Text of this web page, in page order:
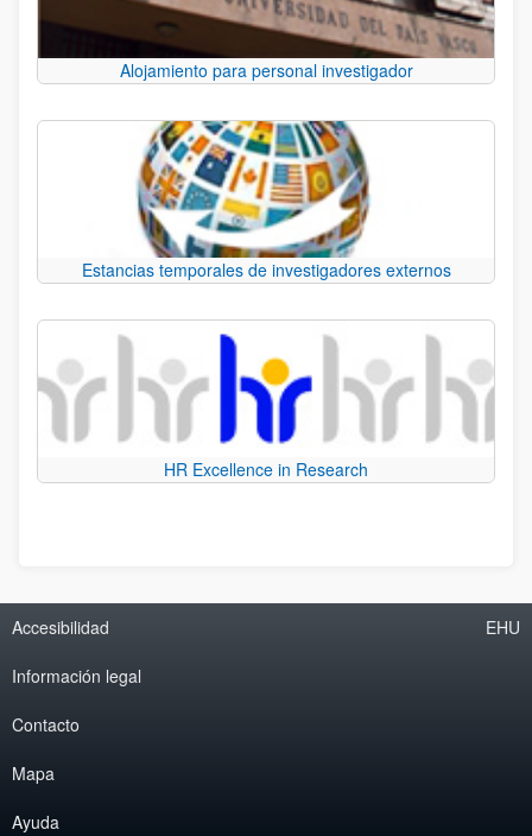
Alojamiento para personal investigador
Estancias temporales de investigadores externos
HR Excellence in Research
Accesibilidad
Información legal
Contacto
Mapa
Ayuda
EHU